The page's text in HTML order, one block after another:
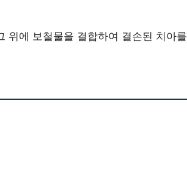
위에 보철물을 결합하여 결손된 치아를